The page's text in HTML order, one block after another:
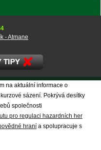
- Atmane
na aktuální informace o
sázení. Pokrývá desítky
společnosti
pro regulaci hazardních her
hraní a spolupracuje s